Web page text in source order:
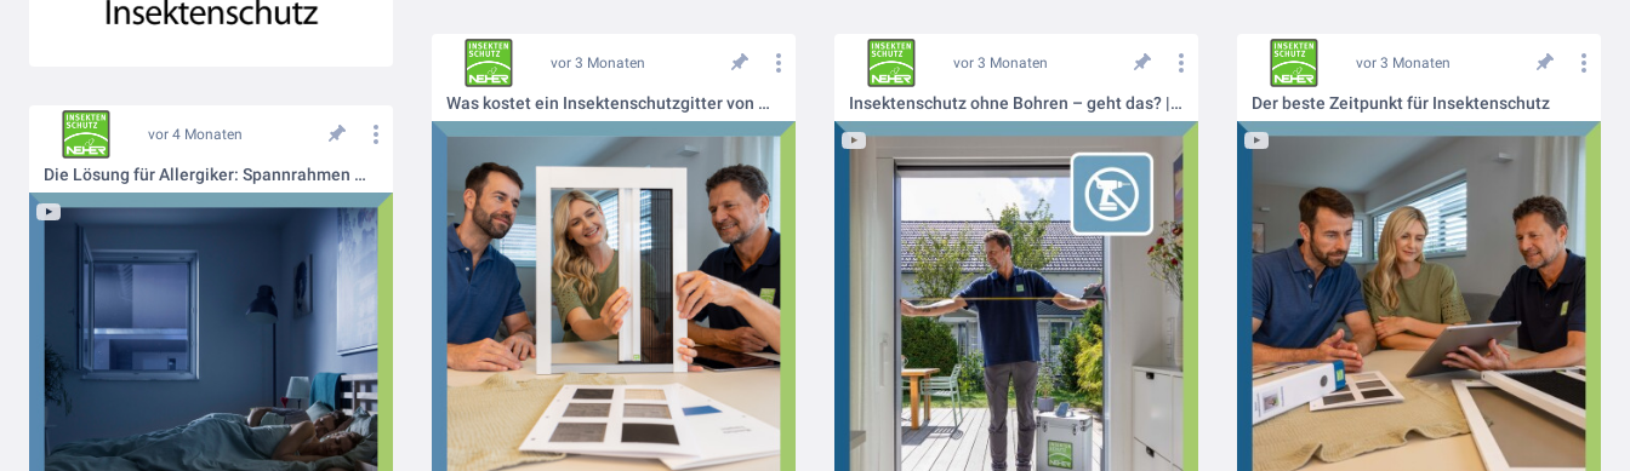
vor 3 Monaten
Was kostet ein Insektenschutzgitter von Neher?
vor 3 Monaten
Insektenschutz ohne Bohren – geht das? | Neher Insektenschutz
vor 3 Monaten
Der beste Zeitpunkt für Insektenschutz
vor 4 Monaten
Die Lösung für Allergiker: Spannrahmen mit Polltec | Neher Insektenschutz